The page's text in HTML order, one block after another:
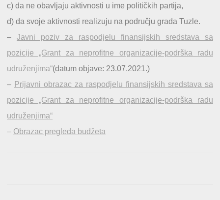
c) da ne obavljaju aktivnosti u ime političkih partija,
d) da svoje aktivnosti realizuju na području grada Tuzle.
– Javni poziv za raspodjelu finansijskih sredstava sa
pozicije „Grant za neprofitne organizacije-podrška radu
udruženjima“(datum objave: 23.07.2021.)
– Prijavni obrazac za raspodjelu finansijskih sredstava sa
pozicije „Grant za neprofitne organizacije-podrška radu
udruženjima“
– Obrazac pregleda budžeta